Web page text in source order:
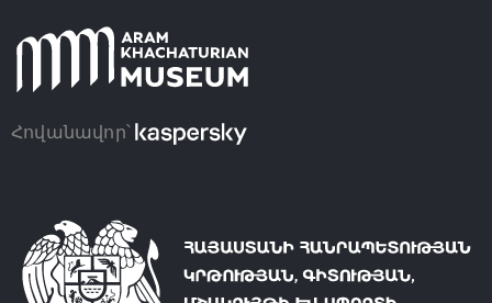
Հովանավոր՝